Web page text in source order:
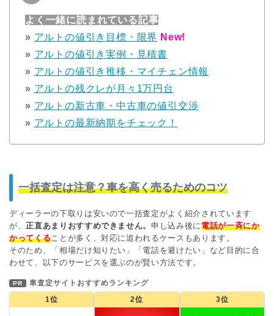
よく一緒に読まれている記事
» アルトの値引き目標・限界 New!
» アルトの値引き実例・見積書
» アルトの値引き推移・マイチェン情報
» アルトの残クレが月々1万円台
» アルトの新古車・中古車の値引交渉
» アルトの最新納期をチェック！
一括査定は注意？車を高く売るためのコツ
ディーラーの下取りは安いので一括査定がよく紹介されています
が、正直あまりおすすめできません。申し込み後に 電話が一斉にか
かってくる ことが多く、対応に追われるケースもあります。
そのため、「相場だけ知りたい」「電話を避けたい」など目的に合
わせて、以下のサービスを選ぶのが賢い方法です。
PR
車査定サイトおすすめランキング
1位
2位 3位